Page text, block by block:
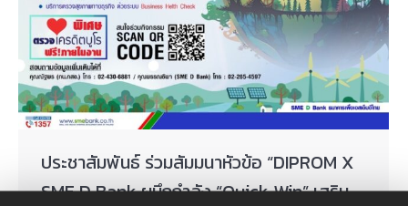
ประชาสัมพันธ์ ร่วมสัมมนาหัวข้อ “DIPROM X
SME D Bank ผนึกกำลัง “Quick Win” เสริม